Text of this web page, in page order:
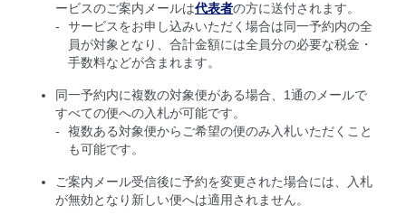
ービスのご案内メールは代表者の方に送付されます。
サービスをお申し込みいただく場合は同一予約内の全
員が対象となり、合計金額には全員分の必要な税金・
手数料などが含まれます。
同一予約内に複数の対象便がある場合、1通のメールで
すべての便への入札が可能です。
複数ある対象便からご希望の便のみ入札いただくこと
も可能です。
ご案内メール受信後に予約を変更された場合には、入札
が無効となり新しい便へは適用されません。